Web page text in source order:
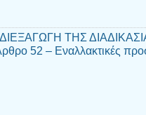
ΤΗΣ
52 – Εναλλακτικές